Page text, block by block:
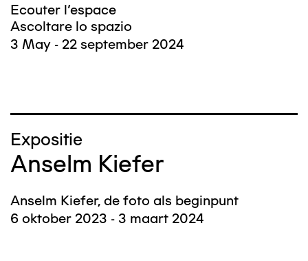
Ecouter l'espace
Ascoltare lo spazio
3 May - 22 september 2024
Expositie
Anselm Kiefer
Anselm Kiefer, de foto als beginpunt
6 oktober 2023 - 3 maart 2024